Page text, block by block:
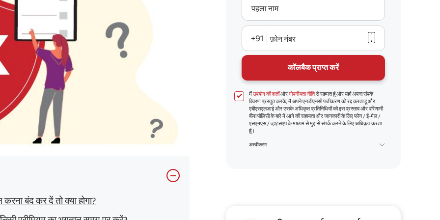
बंद कर दें तो क्या होगा?
पहला नाम
+91 फ़ोन नंबर
कॉलबैक प्राप्त करें
मैंउपयोग की शर्तोंऔरगोपनीयता नीतिसे सहमत हूं और यहां अपना संपर्क
विवरण प्रस्तुत करके, मैं अपने एनडीएनसी पंजीकरण को रद्द करता हूं और
एबीएसएलआई और उसके अधिकृत प्रतिनिधियों को इस प्रस्ताव और परिणामी
बीमा पॉलिसी के बारे में आगे की सहायता और जानकारी के लिए फोन / ई-मेल /
एसएमएस / व्हाट्सएप के माध्यम से मुझसे संपर्क करने के लिए अधिकृत करता
हूं।
अस्वीकरण